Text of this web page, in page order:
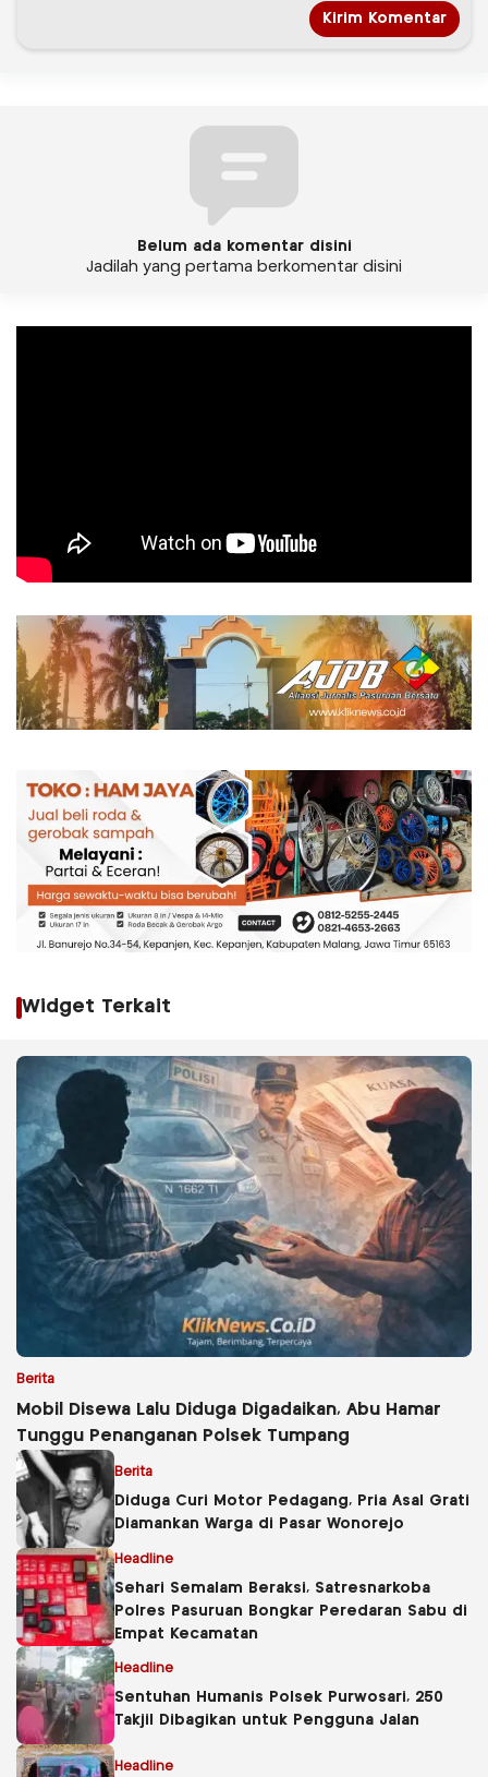
Belum ada komentar disini
Jadilah yang pertama berkomentar disini
Widget Terkait
Berita
Mobil Disewa Lalu Diduga Digadaikan, Abu Hamar
Tunggu Penanganan Polsek Tumpang
Berita
Diduga Curi Motor Pedagang, Pria Asal Grati
Diamankan Warga di Pasar Wonorejo
Headline
Sehari Semalam Beraksi, Satresnarkoba
Polres Pasuruan Bongkar Peredaran Sabu di
Empat Kecamatan
Headline
Sentuhan Humanis Polsek Purwosari, 250
Takjil Dibagikan untuk Pengguna Jalan
Headline